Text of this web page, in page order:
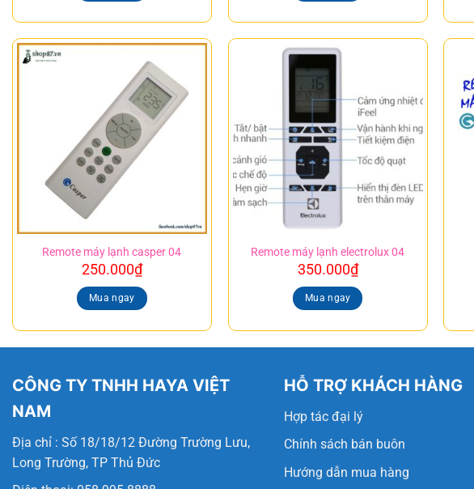
Remote máy lạnh casper 04
250.000₫
Mua ngay
Remote máy lạnh electrolux 04
350.000₫
Mua ngay
CÔNG TY TNHH HAYA VIỆT
NAM
Địa chỉ : Số 18/18/12 Đường Trường Lưu,
Long Trường, TP Thủ Đức
HỖ TRỢ KHÁCH HÀNG
Hợp tác đại lý
Chính sách bán buôn
Hướng dẫn mua hàng